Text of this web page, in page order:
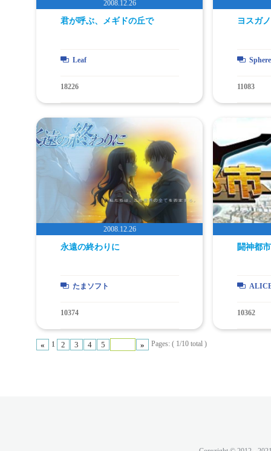
君が呼ぶ、メギドの丘で
Leaf
18226
ヨスガ
Sphere
11083
永遠の終わりに
たまソフト
10374
闘神都
10362
« 1 2 3 4 5 » Pages: ( 1/10 total )